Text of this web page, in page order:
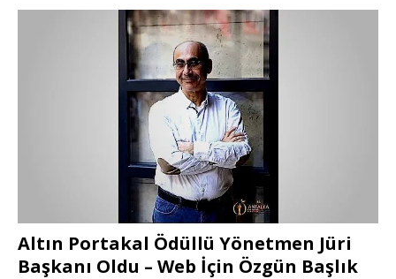
Altın Portakal Ödüllü Yönetmen Jüri
Başkanı Oldu – Web İçin Özgün Başlık